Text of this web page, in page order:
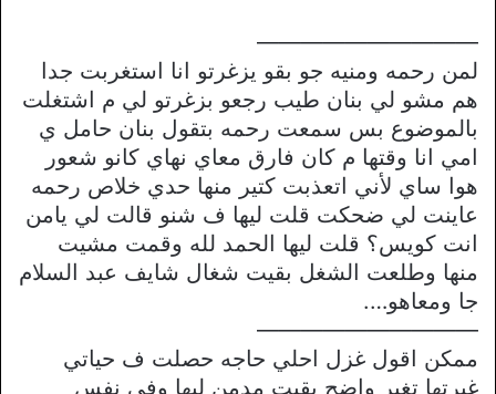
——————————
لمن رحمه ومنيه جو بقو يزغرتو انا استغربت جدا
هم مشو لي بنان طيب رجعو بزغرتو لي م اشتغلت
بالموضوع بس سمعت رحمه بتقول بنان حامل ي
امي انا وقتها م كان فارق معاي نهاي كانو شعور
هوا ساي لأني اتعذبت كتير منها حدي خلاص رحمه
عاينت لي ضحكت قلت ليها ف شنو قالت لي يامن
انت كويس؟ قلت ليها الحمد لله وقمت مشيت
منها وطلعت الشغل بقيت شغال شايف عبد السلام
جا ومعاهو….
——————————
ممكن اقول غزل احلي حاجه حصلت ف حياتي
غيرتها تغير واضح بقيت مدمن ليها وفي نفس